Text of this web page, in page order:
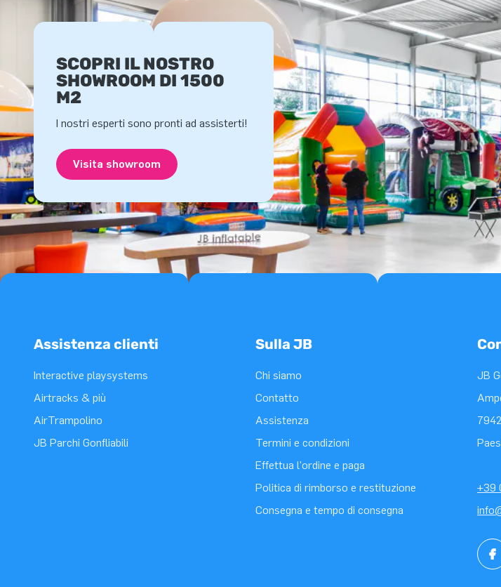
SCOPRI IL NOSTRO
SHOWROOM DI 1500
M2
I nostri esperti sono pronti ad assisterti!
Visita showroom
Assistenza clienti
Interactive playsystems
Airtracks & più
AirTrampolino
JB Parchi Gonfliabili
Sulla JB
Chi siamo
Contatto
Assistenza
Termini e condizioni
Effettua l'ordine e paga
Politica di rimborso e restituzione
Consegna e tempo di consegna
JB
+39